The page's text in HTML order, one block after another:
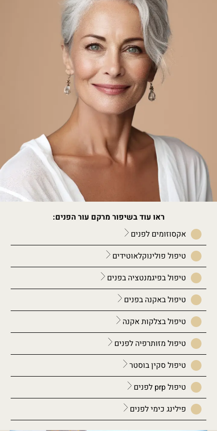
ראו עוד בשיפור מרקם עור הפנים:
אקסוזומים לפנים
טיפול פולינוקלאוטידים
טיפול בפיגמנטציה בפנים
טיפול באקנה בפנים
טיפול בצלקות אקנה
טיפול מזותרפיה לפנים
טיפול סקין בוסטר
טיפול prp לפנים
פילינג כימי לפנים